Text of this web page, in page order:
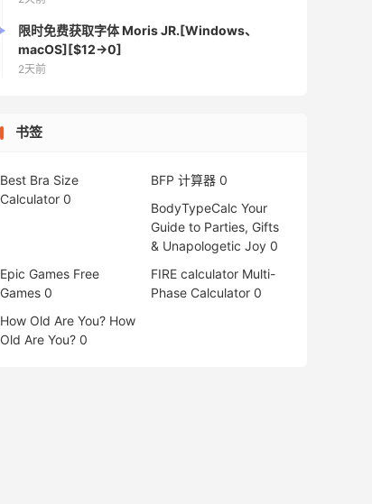
限时免费获取字体 Moris JR.[Windows、
macOS][$12→0]
2天前
书签
Best Bra Size
Calculator 0
BFP 计算器 0
BodyTypeCalc Your
Guide to Parties, Gifts
& Unapologetic Joy 0
Epic Games Free
Games 0
FIRE calculator Multi-
Phase Calculator 0
How Old Are You? How
Old Are You? 0